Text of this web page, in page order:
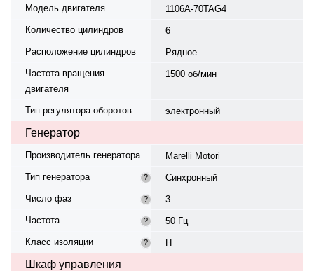
Модель двигателя
1106A-70TAG4
Количество цилиндров
6
Расположение цилиндров
Рядное
Частота вращения
двигателя
1500 об/мин
Тип регулятора оборотов электронный
Генератор
Производитель генератора
Marelli Motori
Тип генератора
?
Синхронный
Число фаз
?
3
Частота
?
50 Гц
Класс изоляции
? H
Шкаф управления